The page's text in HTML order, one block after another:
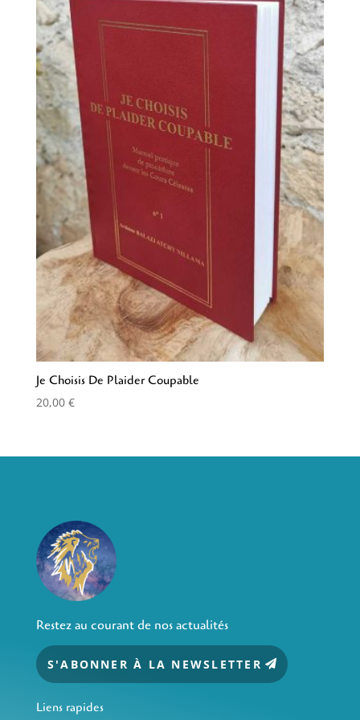
Je Choisis De Plaider Coupable
20,00 €
Restez au courant de nos actualités
S'ABONNER À LA NEWSLETTER
Liens rapides